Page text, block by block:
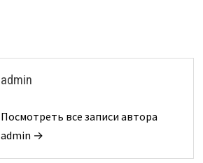
admin
Посмотреть все записи автора
admin →